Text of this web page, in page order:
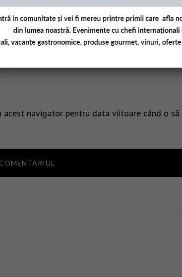
navigator pentru data viitoare când o să